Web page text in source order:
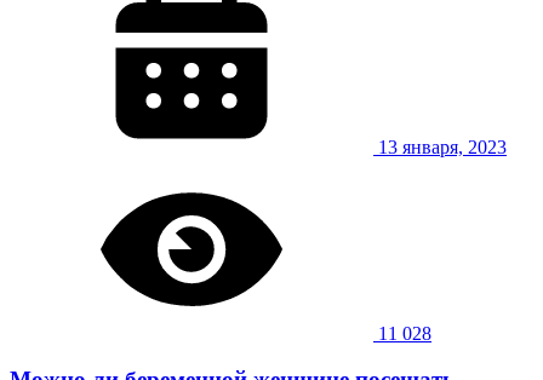
13 января, 2023
11 028